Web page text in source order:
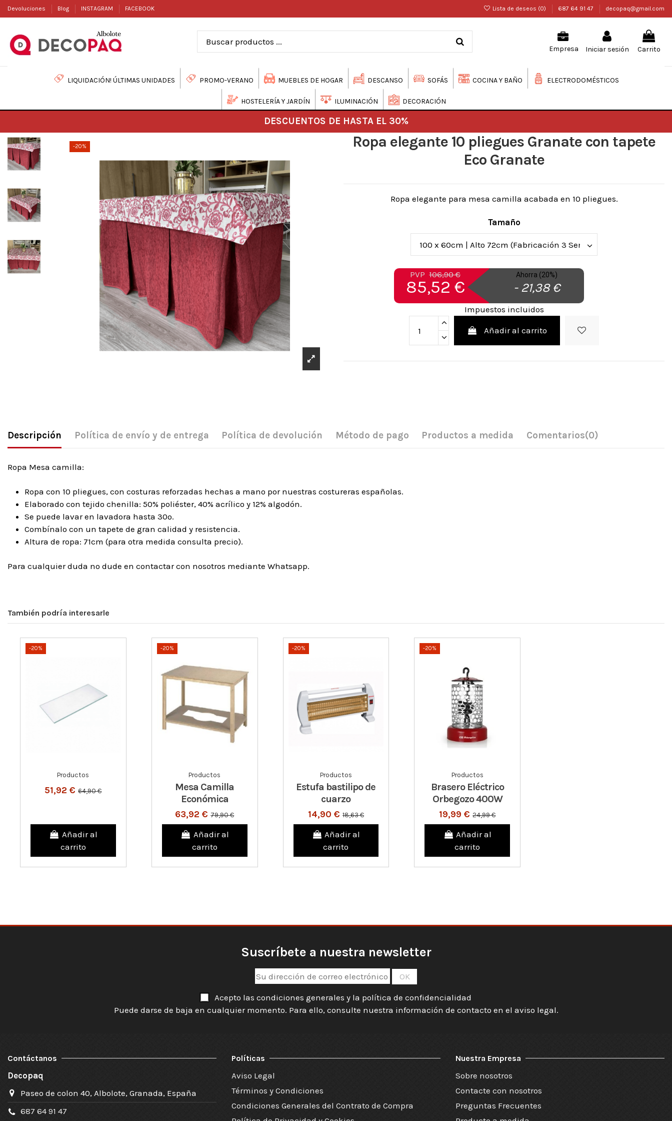
Devoluciones Blog INSTAGRAM FACEBOOK Lista de deseos (0) 687 64 91 47 decopaq@gmail.com
Empresa Iniciar sesión Carrito
LIQUIDACIÓN! ÚLTIMAS UNIDADES PROMO-VERANO MUEBLES DE HOGAR DESCANSO SOFÁS COCINA Y BAÑO ELECTRODOMÉSTICOS
HOSTELERÍA Y JARDÍN ILUMINACIÓN DECORACIÓN
DESCUENTOS DE HASTA EL 30%
-20%
Ropa elegante 10 pliegues Granate con tapete
Eco Granate
Ropa elegante para mesa camilla acabada en 10 pliegues.
Tamaño
PVP 106,90 €
85,52 €
Ahorra (20%)
- 21,38 €
Impuestos incluidos
Añadir al carrito
Descripción Política de envío y de entrega Política de devolución Método de pago Productos a medida Comentarios(0)
Ropa Mesa camilla:
Ropa con 10 pliegues, con costuras reforzadas hechas a mano por nuestras costureras españolas.
Elaborado con tejido chenilla: 50% poliéster, 40% acrílico y 12% algodón.
Se puede lavar en lavadora hasta 30º.
Combínalo con un tapete de gran calidad y resistencia.
Altura de ropa: 71cm (para otra medida consulta precio).
Para cualquier duda no dude en contactar con nosotros mediante Whatsapp.
También podría interesarle
-20%
Productos
51,92 €64,90 €
Añadir al
carrito
-20%
Productos
Mesa Camilla
Económica
63,92 €79,90 €
Añadir al
carrito
-20%
Productos
Estufa bastilipo de
cuarzo
14,90 € 18,63 €
Añadir al
carrito
-20%
Productos
Brasero Eléctrico
Orbegozo 400W
19,99 €24,99 €
Añadir al
carrito
Suscríbete a nuestra newsletter
Acepto las condiciones generales y la política de confidencialidad
Puede darse de baja en cualquier momento. Para ello, consulte nuestra información de contacto en el aviso legal.
Contáctanos
Decopaq
Paseo de colon 40, Albolote, Granada, España
687 64 91 47
Políticas
Aviso Legal
Términos y Condiciones
Condiciones Generales del Contrato de Compra
Nuestra Empresa
Sobre nosotros
Contacte con nosotros
Preguntas Frecuentes